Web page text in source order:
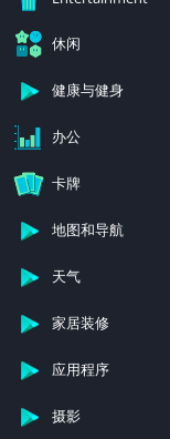
休闲
健康与健身
办公
卡牌
地图和导航
天气
家居装修
应用程序
摄影